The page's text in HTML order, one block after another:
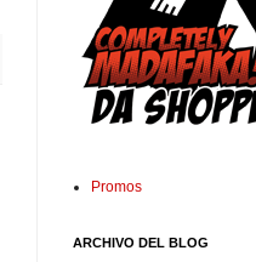
Promos
ARCHIVO DEL BLOG